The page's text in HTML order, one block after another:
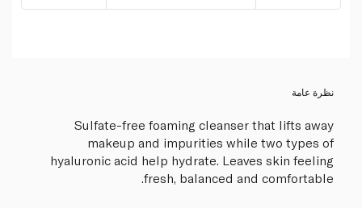
نظرة عامة
Sulfate-free foaming cleanser that lifts away
makeup and impurities while two types of
hyaluronic acid help hydrate. Leaves skin feeling
fresh, balanced and comfortable.